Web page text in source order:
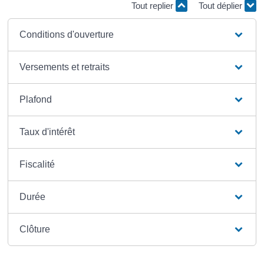
Tout replier Tout déplier
Conditions d'ouverture
Versements et retraits
Plafond
Taux d'intérêt
Fiscalité
Durée
Clôture